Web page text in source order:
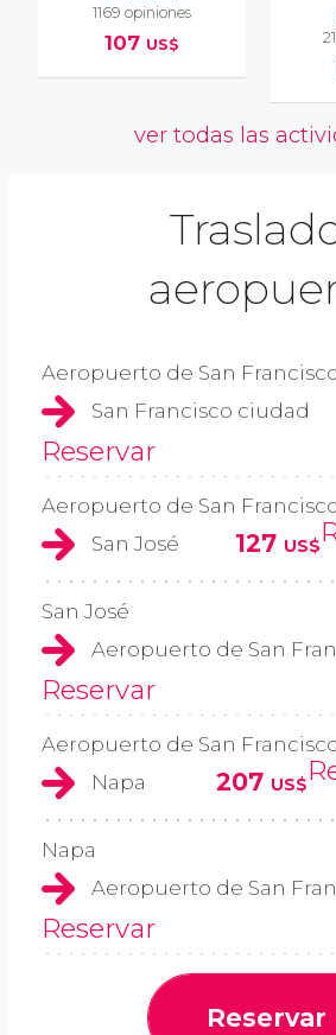
1169 opiniones
107 US$
ver todas las
Aeropuerto de San
San Francisco ciudad
Reservar
Aeropuerto de San
San José
127 US$
San José
Aeropuerto de San
Reservar
Aeropuerto de San
Napa
207 US$
Napa
Aeropuerto de San
Reservar
Reservar